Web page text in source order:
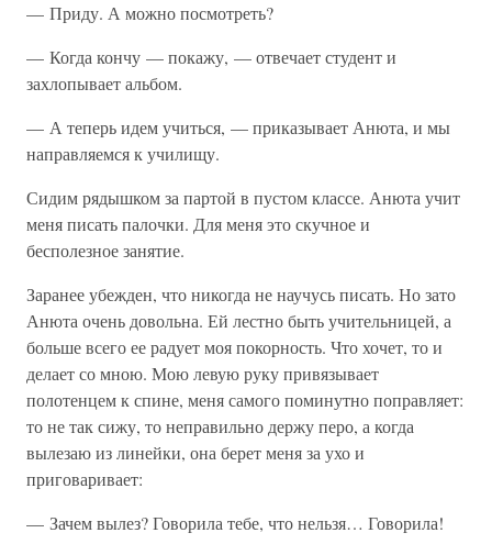
— Приду. А можно посмотреть?
— Когда кончу — покажу, — отвечает студент и
захлопывает альбом.
— А теперь идем учиться, — приказывает Анюта, и мы
направляемся к училищу.
Сидим рядышком за партой в пустом классе. Анюта учит
меня писать палочки. Для меня это скучное и
бесполезное занятие.
Заранее убежден, что никогда не научусь писать. Но зато
Анюта очень довольна. Ей лестно быть учительницей, а
больше всего ее радует моя покорность. Что хочет, то и
делает со мною. Мою левую руку привязывает
полотенцем к спине, меня самого поминутно поправляет:
то не так сижу, то неправильно держу перо, а когда
вылезаю из линейки, она берет меня за ухо и
приговаривает:
— Зачем вылез? Говорила тебе, что нельзя… Говорила!